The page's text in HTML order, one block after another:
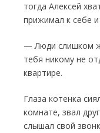
тогда Алексей
прижимал к себе и
— Люди слишком
тебя никому не
квартире.
Глаза котенка
комнате, звал
слышал свой